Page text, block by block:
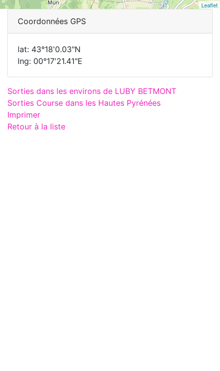
Leaflet
Coordonnées GPS
lat: 43°18'0.03"N
lng: 00°17'21.41"E
Sorties dans les environs de LUBY BETMONT
Sorties Course dans les Hautes Pyrénées
Imprimer
Retour à la liste